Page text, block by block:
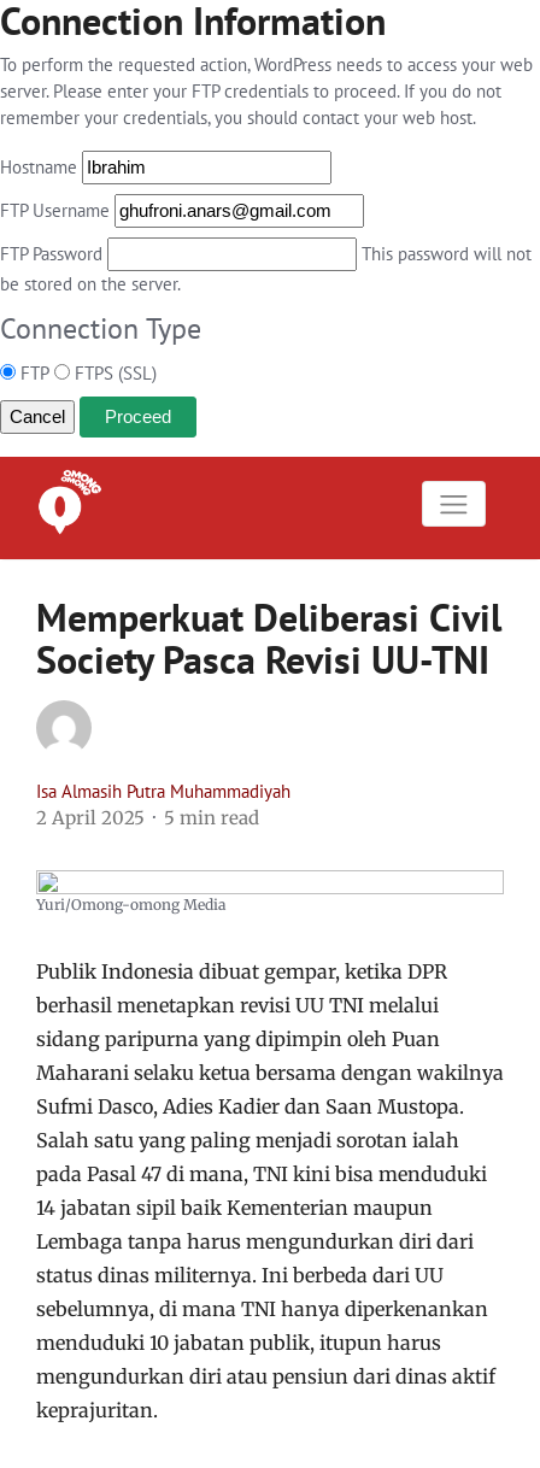
Connection Information
To perform the requested action, WordPress needs to access your web
server. Please enter your FTP credentials to proceed. If you do not
remember your credentials, you should contact your web host.
Hostname
FTP Username
FTP Password
This password will not
be stored on the server.
Connection Type
FTP FTPS (SSL)
Cancel
Memperkuat Deliberasi Civil
Society Pasca Revisi UU-TNI
Isa Almasih Putra Muhammadiyah
2 April 2025
5 min read
Yuri/Omong-omong Media
Publik Indonesia dibuat gempar, ketika DPR
berhasil menetapkan revisi UU TNI melalui
sidang paripurna yang dipimpin oleh Puan
Maharani selaku ketua bersama dengan wakilnya
Sufmi Dasco, Adies Kadier dan Saan Mustopa.
Salah satu yang paling menjadi sorotan ialah
pada Pasal 47 di mana, TNI kini bisa menduduki
14 jabatan sipil baik Kementerian maupun
Lembaga tanpa harus mengundurkan diri dari
status dinas militernya. Ini berbeda dari UU
sebelumnya, di mana TNI hanya diperkenankan
menduduki 10 jabatan publik, itupun harus
mengundurkan diri atau pensiun dari dinas aktif
keprajuritan.